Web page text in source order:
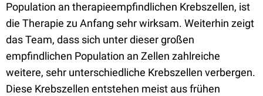
Population an therapieempfindlichen Krebszellen, ist
die Therapie zu Anfang sehr wirksam. Weiterhin zeigt
das Team, dass sich unter dieser großen
empfindlichen Population an Zellen zahlreiche
weitere, sehr unterschiedliche Krebszellen verbergen.
Diese Krebszellen entstehen meist aus frühen